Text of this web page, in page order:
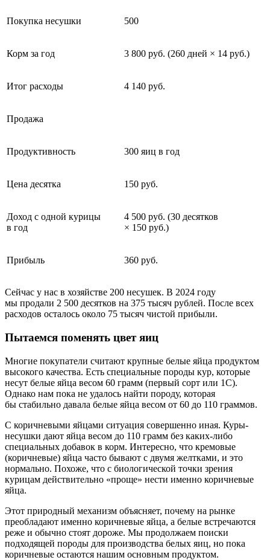
Покупка несушки 500
Корм за год 3 800 руб. (260 дней × 14 руб.)
Итог расходы 4 140 руб.
Продажа
Продуктивность 300 яиц в год
Цена десятка 150 руб.
Доход с одной курицы
в год
4 500 руб. (30 десятков
× 150 руб.)
Прибыль 360 руб.
Сейчас у нас в хозяйстве 200 несушек. В 2024 году
мы продали 2 500 десятков на 375 тысяч рублей. После всех
расходов осталось около 75 тысяч чистой прибыли.
Пытаемся поменять цвет яиц
Многие покупатели считают крупные белые яйца продуктом
высокого качества. Есть специальные породы кур, которые
несут белые яйца весом 60 грамм (первый сорт или 1С).
Однако нам пока не удалось найти породу, которая
бы стабильно давала белые яйца весом от 60 до 110 граммов.
С коричневыми яйцами ситуация совершенно иная. Куры-
несушки дают яйца весом до 110 грамм без каких-либо
специальных добавок в корм. Интересно, что кремовые
(коричневые) яйца часто бывают с двумя желтками, и это
нормально. Похоже, что с биологической точки зрения
курицам действительно «проще» нести именно коричневые
яйца.
Этот природный механизм объясняет, почему на рынке
преобладают именно коричневые яйца, а белые встречаются
реже и обычно стоят дороже. Мы продолжаем поиски
подходящей породы для производства белых яиц, но пока
коричневые остаются нашим основным продуктом.